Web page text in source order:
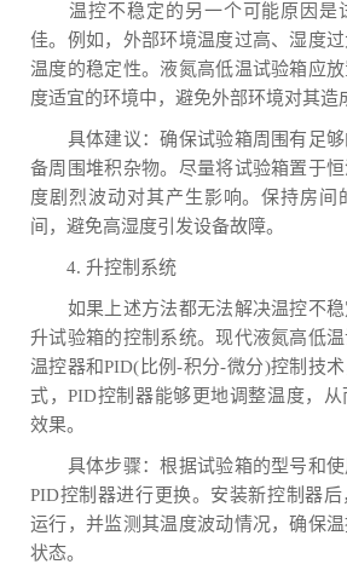
温控不稳定的另一个可能原因是
佳。例如，外部环境温度过高、湿度
温度的稳定性。液氮高低温试验箱应
度适宜的环境中，避免外部环境对其造
具体建议：确保试验箱周围有足够
备周围堆积杂物。尽量将试验箱置于
度剧烈波动对其产生影响。保持房间
间，避免高湿度引发设备故障。
4. 升控制系统
如果上述方法都无法解决温控不稳
升试验箱的控制系统。现代液氮高低
温控器和PID(比例-积分-微分)控制技
式，PID控制器能够更地调整温度，
效果。
具体步骤：根据试验箱的型号和使
PID控制器进行更换。安装新控制器
运行，并监测其温度波动情况，确保
状态。